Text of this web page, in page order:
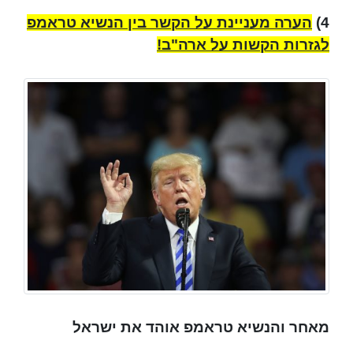
4) הערה מעניינת על הקשר בין הנשיא טראמפ
לגזרות הקשות על ארה"ב!
מאחר והנשיא טראמפ אוהד את ישראל